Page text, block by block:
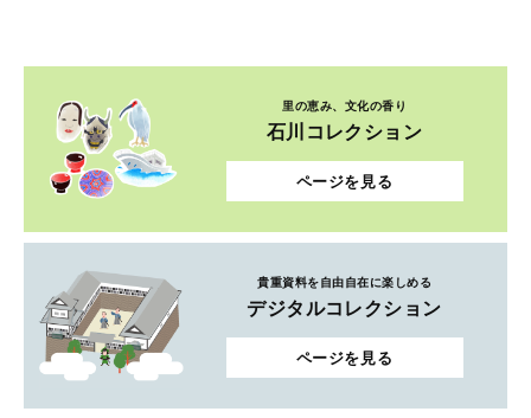
里の恵み、文化の香り
石川コレクション
ページを見る
貴重資料を自由自在に楽しめる
デジタルコレクション
ページを見る